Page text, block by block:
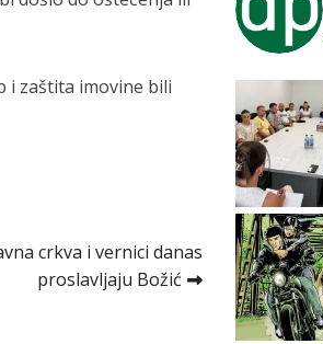
i zaštita imovine bili
crkva i vernici danas
proslavljaju Božić